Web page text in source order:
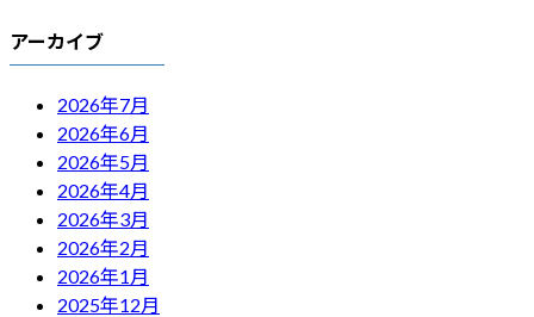
アーカイブ
2026年7月
2026年6月
2026年5月
2026年4月
2026年3月
2026年2月
2026年1月
2025年12月